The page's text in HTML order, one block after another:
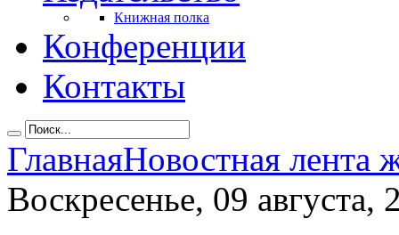
Книжная полка
Конференции
Контакты
ГлавнаяНовостная лента
Воскресенье, 09 августа,